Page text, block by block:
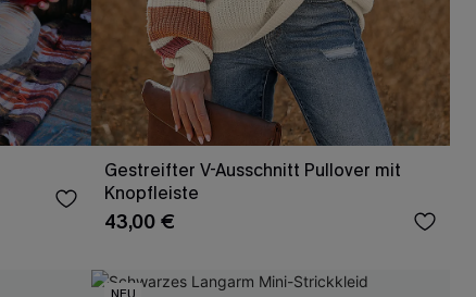
Gestreifter V-Ausschnitt Pullover mit
Knopfleiste
43,00 €